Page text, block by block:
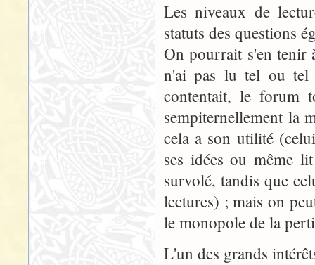
Les niveaux de
statuts des questions
On pourrait s'en tenir
n'ai pas lu tel ou tel
contentait, le forum
sempiternellement la
cela a son utilité
ses idées ou même
survolé, tandis que
lectures) ; mais on
le monopole de la
L'un des grands